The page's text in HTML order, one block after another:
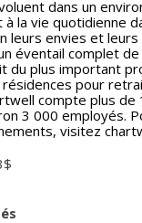
dans un
la vie quotidienne
leurs envies et
éventail complet
du plus important
pour
compte plus
3 000 employés.
visitez